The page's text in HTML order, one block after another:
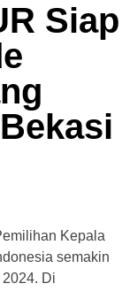
Siap
Kepala
semakin
Di